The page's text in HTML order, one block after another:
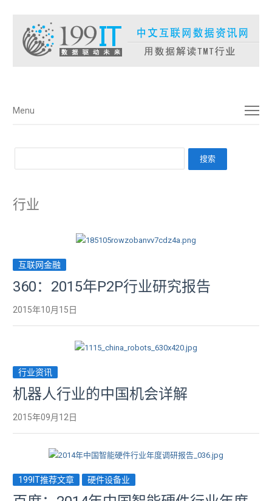
菜单
Menu
行业
互联网金融
360：2015年P2P行业研究报告
2015年10月15日
行业资讯
机器人行业的中国机会详解
2015年09月12日
199IT推荐文章 硬件设备业